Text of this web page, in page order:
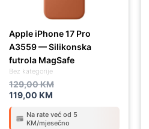
Bez kategorije
Apple iPhone 17 Pro
A3559 — Silikonska
futrola MagSafe
129,00KM
119,00 KM
Na rate već od 5
KM/mjesečno